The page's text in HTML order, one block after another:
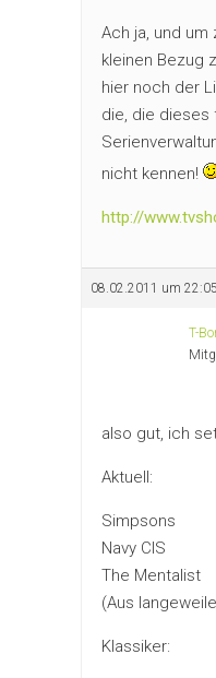
Ach ja, und um
kleinen Bezug
hier noch der
die, die dieses
nicht kennen!
http://
08.02.2011 um 22:05
T-
also gut, ich
Aktuell:
Simpsons
Navy CIS
The Mentalist
(Aus
Klassiker: